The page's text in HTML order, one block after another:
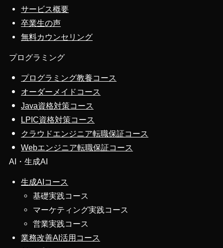
サービス概要
卒業生の声
無料カウンセリング
プログラミング
プログラミング教養コース
オーダーメイドコース
Java資格対策コース
LPIC資格対策コース
クラウドエンジニア転職保証コース
Webエンジニア転職保証コース
AI・生成AI
生成AIコース
基礎実践コース
マーケティング実践コース
営業実践コース
業務改善AI活用コース